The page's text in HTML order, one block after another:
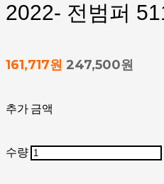
2022- 전범퍼
161,717원 247,500원
추가 금액
수량